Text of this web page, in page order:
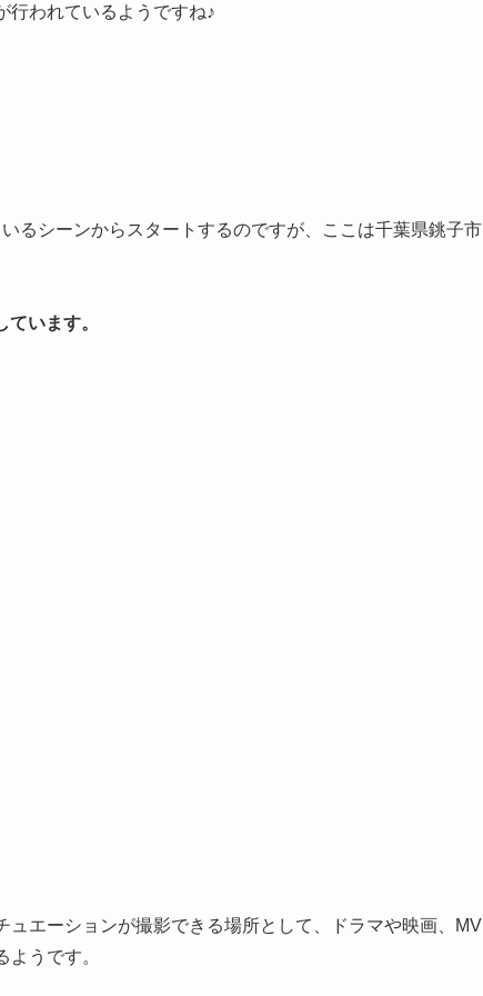
行われているようですね♪
るシーンからスタートするのですが、ここは千葉県銚子市
います。
ュエーションが撮影できる場所として、ドラマや映画、MV
うです。